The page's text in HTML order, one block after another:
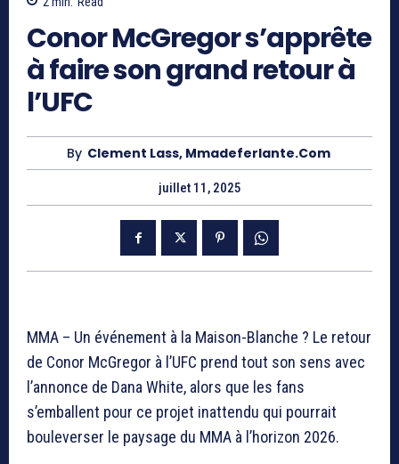
Conor McGregor s’apprête
à faire son grand retour à
l’UFC
By Clement Lass, Mmadeferlante.com
juillet 11, 2025
MMA – Un événement à la Maison-Blanche ? Le retour
de Conor McGregor à l’UFC prend tout son sens avec
l’annonce de Dana White, alors que les fans
s’emballent pour ce projet inattendu qui pourrait
bouleverser le paysage du MMA à l’horizon 2026.